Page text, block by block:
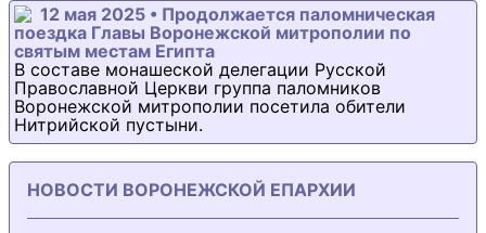
12 мая 2025 • Продолжается паломническая
поездка Главы Воронежской митрополии по
святым местам Египта
В составе монашеской делегации Русской
Православной Церкви группа паломников
Воронежской митрополии посетила обители
Нитрийской пустыни.
НОВОСТИ ВОРОНЕЖСКОЙ ЕПАРХИИ